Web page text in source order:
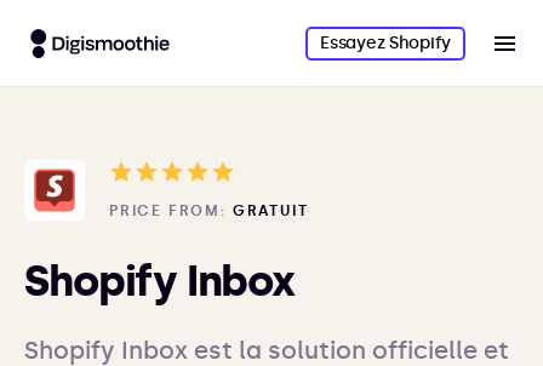
Essayez Shopify
PRICE FROM: GRATUIT
Shopify Inbox
Shopify Inbox est la solution officielle et